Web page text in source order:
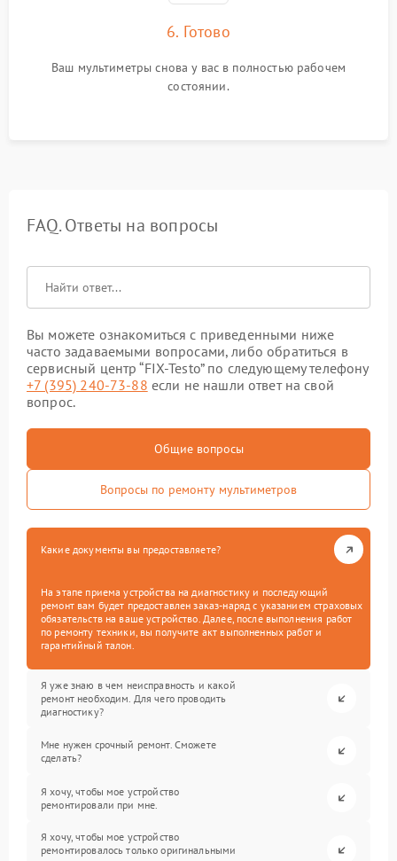
6. Готово
Ваш мультиметры снова у вас в полностью рабочем
состоянии.
FAQ. Ответы на вопросы
Вы можете ознакомиться с приведенными ниже
часто задаваемыми вопросами, либо обратиться в
сервисный центр “FIX-Testo” по следующему телефону
+7 (395) 240-73-88 если не нашли ответ на свой
вопрос.
Общие вопросы
Вопросы по ремонту мультиметров
Какие документы вы предоставляете?
На этапе приема устройства на диагностику и последующий
ремонт вам будет предоставлен заказ-наряд с указанием страховых
обязательств на ваше устройство. Далее, после выполнения работ
по ремонту техники, вы получите акт выполненных работ и
гарантийный талон.
Я уже знаю в чем неисправность и какой
ремонт необходим. Для чего проводить
диагностику?
Мне нужен срочный ремонт. Сможете
сделать?
Я хочу, чтобы мое устройство
ремонтировали при мне.
Я хочу, чтобы мое устройство
ремонтировалось только оригинальными